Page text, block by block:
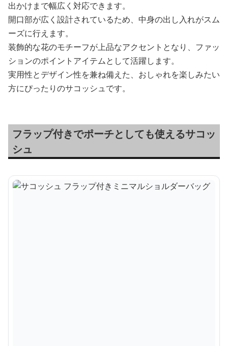
出かけまで幅広く対応できます。
開口部が広く設計されているため、中身の出し入れがスム
ーズに行えます。
装飾的な花のモチーフが上品なアクセントとなり、ファッ
ションのポイントアイテムとして活躍します。
実用性とデザイン性を兼ね備えた、おしゃれを楽しみたい
方にぴったりのサコッシュです。
フラップ付きでポーチとしても使えるサコッ
シュ